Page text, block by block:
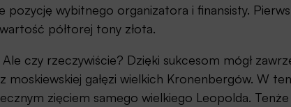
pozycję wybitnego organizatora i finansisty.
półtorej tony złota.
czy rzeczywiście? Dzięki sukcesom mógł
moskiewskiej gałęzi wielkich Kronenbergów. W
zięciem samego wielkiego Leopolda. Tenże